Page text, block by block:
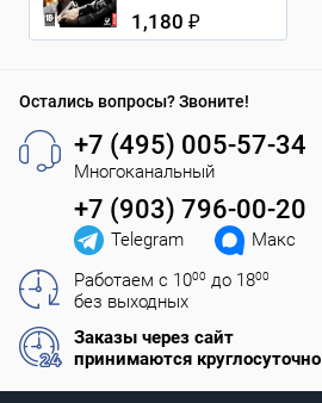
1,180 ₽
Остались вопросы? Звоните!
+7 (495) 005-57-34
Многоканальный
+7 (903) 796-00-20
Telegram
Макс
Работаем с 1000 до 1800
без выходных
Заказы через сайт
принимаются круглосуточно